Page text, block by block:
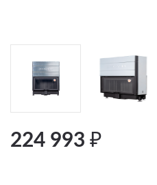
224 993 ₽